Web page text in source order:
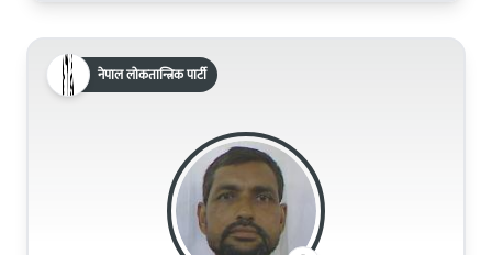
नेपाल लोकतान्त्रिक पार्टी